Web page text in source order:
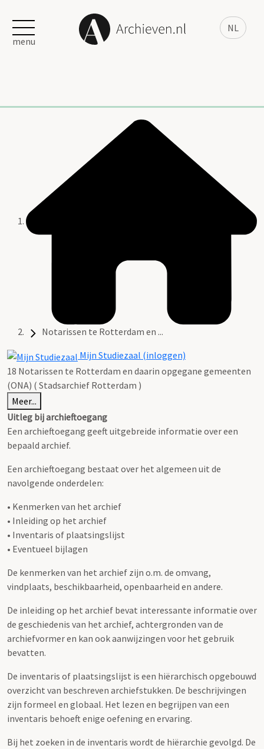
NL
menu
Notarissen te Rotterdam en ...
Mijn Studiezaal (inloggen)
18 Notarissen te Rotterdam en daarin opgegane gemeenten
(ONA) ( Stadsarchief Rotterdam )
Meer...
Uitleg bij archieftoegang
Een archieftoegang geeft uitgebreide informatie over een
bepaald archief.
Een archieftoegang bestaat over het algemeen uit de
navolgende onderdelen:
• Kenmerken van het archief
• Inleiding op het archief
• Inventaris of plaatsingslijst
• Eventueel bijlagen
De kenmerken van het archief zijn o.m. de omvang,
vindplaats, beschikbaarheid, openbaarheid en andere.
De inleiding op het archief bevat interessante informatie over
de geschiedenis van het archief, achtergronden van de
archiefvormer en kan ook aanwijzingen voor het gebruik
bevatten.
De inventaris of plaatsingslijst is een hiërarchisch opgebouwd
overzicht van beschreven archiefstukken. De beschrijvingen
zijn formeel en globaal. Het lezen en begrijpen van een
inventaris behoeft enige oefening en ervaring.
Bij het zoeken in de inventaris wordt de hiërarchie gevolgd. De